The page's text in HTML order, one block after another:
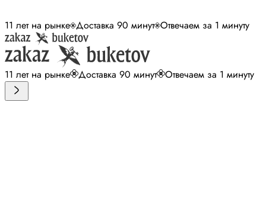
11 лет на рынке Доставка 90 минут Отвечаем за 1 минуту
11 лет на рынке Доставка 90 минут Отвечаем за 1 минуту